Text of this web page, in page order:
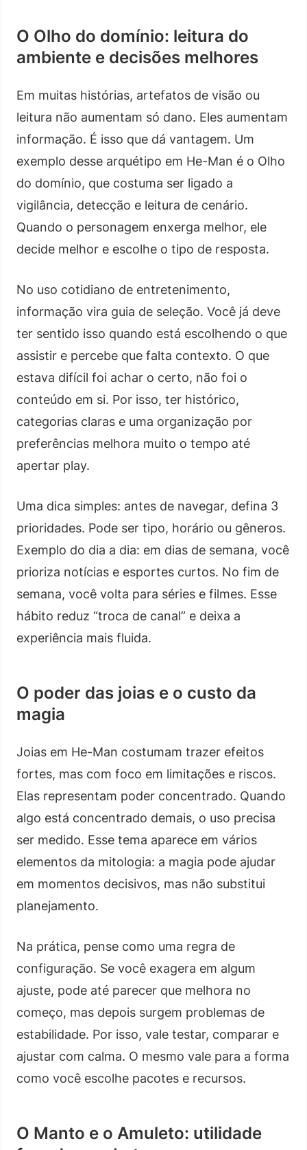
O Olho do domínio: leitura do
ambiente e decisões melhores
Em muitas histórias, artefatos de visão ou
leitura não aumentam só dano. Eles aumentam
informação. É isso que dá vantagem. Um
exemplo desse arquétipo em He-Man é o Olho
do domínio, que costuma ser ligado a
vigilância, detecção e leitura de cenário.
Quando o personagem enxerga melhor, ele
decide melhor e escolhe o tipo de resposta.
No uso cotidiano de entretenimento,
informação vira guia de seleção. Você já deve
ter sentido isso quando está escolhendo o que
assistir e percebe que falta contexto. O que
estava difícil foi achar o certo, não foi o
conteúdo em si. Por isso, ter histórico,
categorias claras e uma organização por
preferências melhora muito o tempo até
apertar play.
Uma dica simples: antes de navegar, defina 3
prioridades. Pode ser tipo, horário ou gêneros.
Exemplo do dia a dia: em dias de semana, você
prioriza notícias e esportes curtos. No fim de
semana, você volta para séries e filmes. Esse
hábito reduz “troca de canal” e deixa a
experiência mais fluida.
O poder das joias e o custo da
magia
Joias em He-Man costumam trazer efeitos
fortes, mas com foco em limitações e riscos.
Elas representam poder concentrado. Quando
algo está concentrado demais, o uso precisa
ser medido. Esse tema aparece em vários
elementos da mitologia: a magia pode ajudar
em momentos decisivos, mas não substitui
planejamento.
Na prática, pense como uma regra de
configuração. Se você exagera em algum
ajuste, pode até parecer que melhora no
começo, mas depois surgem problemas de
estabilidade. Por isso, vale testar, comparar e
ajustar com calma. O mesmo vale para a forma
como você escolhe pacotes e recursos.
O Manto e o Amuleto: utilidade